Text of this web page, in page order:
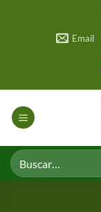
Email
Buscar
por: